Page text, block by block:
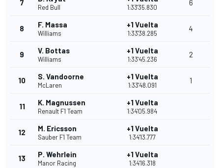
7
Red Bull 1:33'35.830
6
8 F. Massa
Williams
+1 Vuelta
1:33'38.285
4
9 V. Bottas
Williams
+1 Vuelta
1:33'45.236
2
10 S. Vandoorne
McLaren
+1 Vuelta
1:33'48.091
1
11 K. Magnussen
Renault F1 Team
+1 Vuelta
1:34'05.984
12 M. Ericsson
Sauber F1 Team
+1 Vuelta
1:34'13.777
13 P. Wehrlein
Manor Racing
+1 Vuelta
1:34'16.318